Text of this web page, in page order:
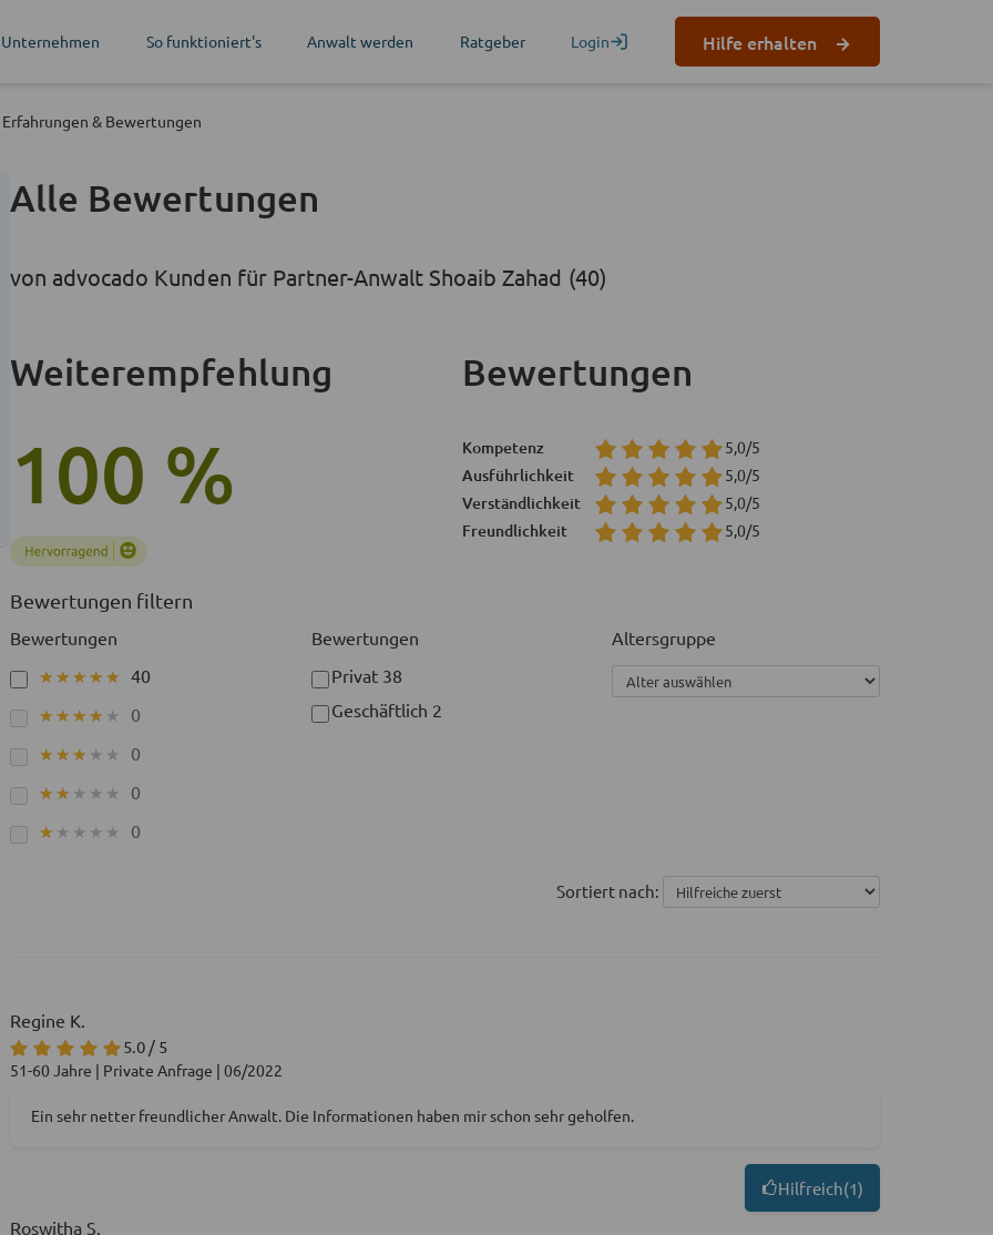
So funktioniert's Anwalt werden Ratgeber Login Hilfe erhalten
Erfahrungen & Bewertungen
Alle Bewertungen
von advocado Kunden für Partner-Anwalt Shoaib Zahad (40)
Weiterempfehlung
100 %
Bewertungen
Kompetenz 5,0/5
Ausführlichkeit 5,0/5
Verständlichkeit 5,0/5
Freundlichkeit 5,0/5
Bewertungen filtern
Bewertungen
★★★★★
★★★★★ 40
★★★★★
★★★★★ 0
★★★★★
★★★★★ 0
★★★★★
★★★★★ 0
★★★★★
★★★★★ 0
Bewertungen
Privat 38
Geschäftlich 2
Altersgruppe
Sortiert nach:
Regine K.
5.0 / 5
51-60 Jahre | Private Anfrage | 06/2022
Ein sehr netter freundlicher Anwalt. Die Informationen haben mir schon sehr geholfen.
Hilfreich(1)
Roswitha S.